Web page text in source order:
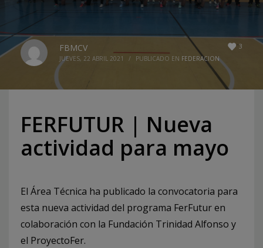
3
FBMCV
JUEVES, 22 ABRIL 2021 / PUBLICADO EN FEDERACION
FERFUTUR | Nueva
actividad para mayo
El Área Técnica ha publicado la convocatoria para
esta nueva actividad del programa FerFutur en
colaboración con la Fundación Trinidad Alfonso y
el ProyectoFer.